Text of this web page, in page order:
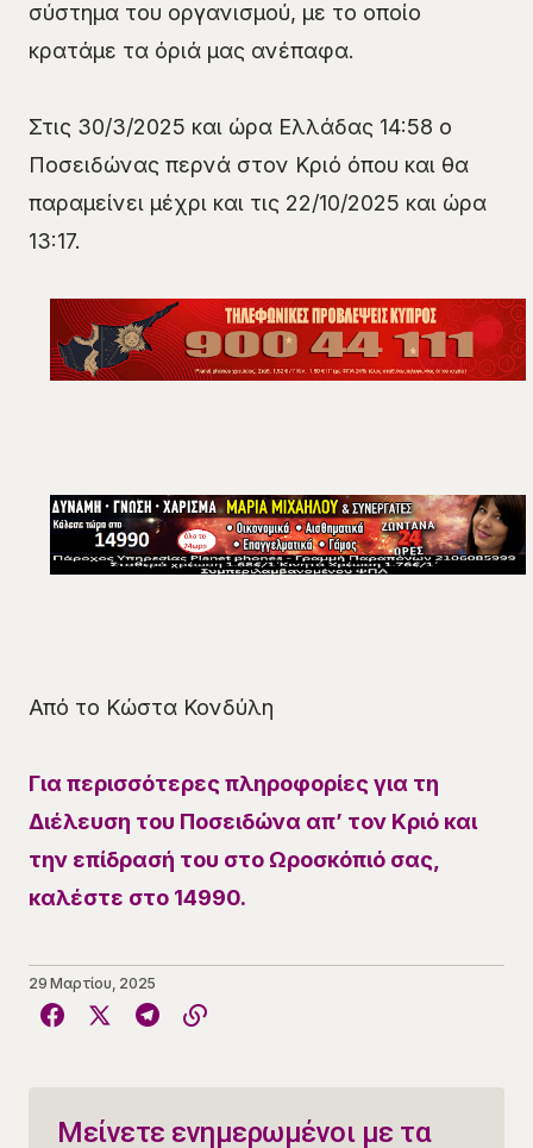
σύστημα του οργανισμού, με το οποίο
κρατάμε τα όριά μας ανέπαφα.
Στις 30/3/2025 και ώρα Ελλάδας 14:58 ο
Ποσειδώνας περνά στον Κριό όπου και θα
παραμείνει μέχρι και τις 22/10/2025 και ώρα
13:17.
Από το Κώστα Κονδύλη
Για περισσότερες πληροφορίες για τη
Διέλευση του Ποσειδώνα απ’ τον Κριό και
την επίδρασή του στο Ωροσκόπιό σας,
καλέστε στο 14990.
29 Μαρτίου, 2025
Μείνετε ενημερωμένοι με τα